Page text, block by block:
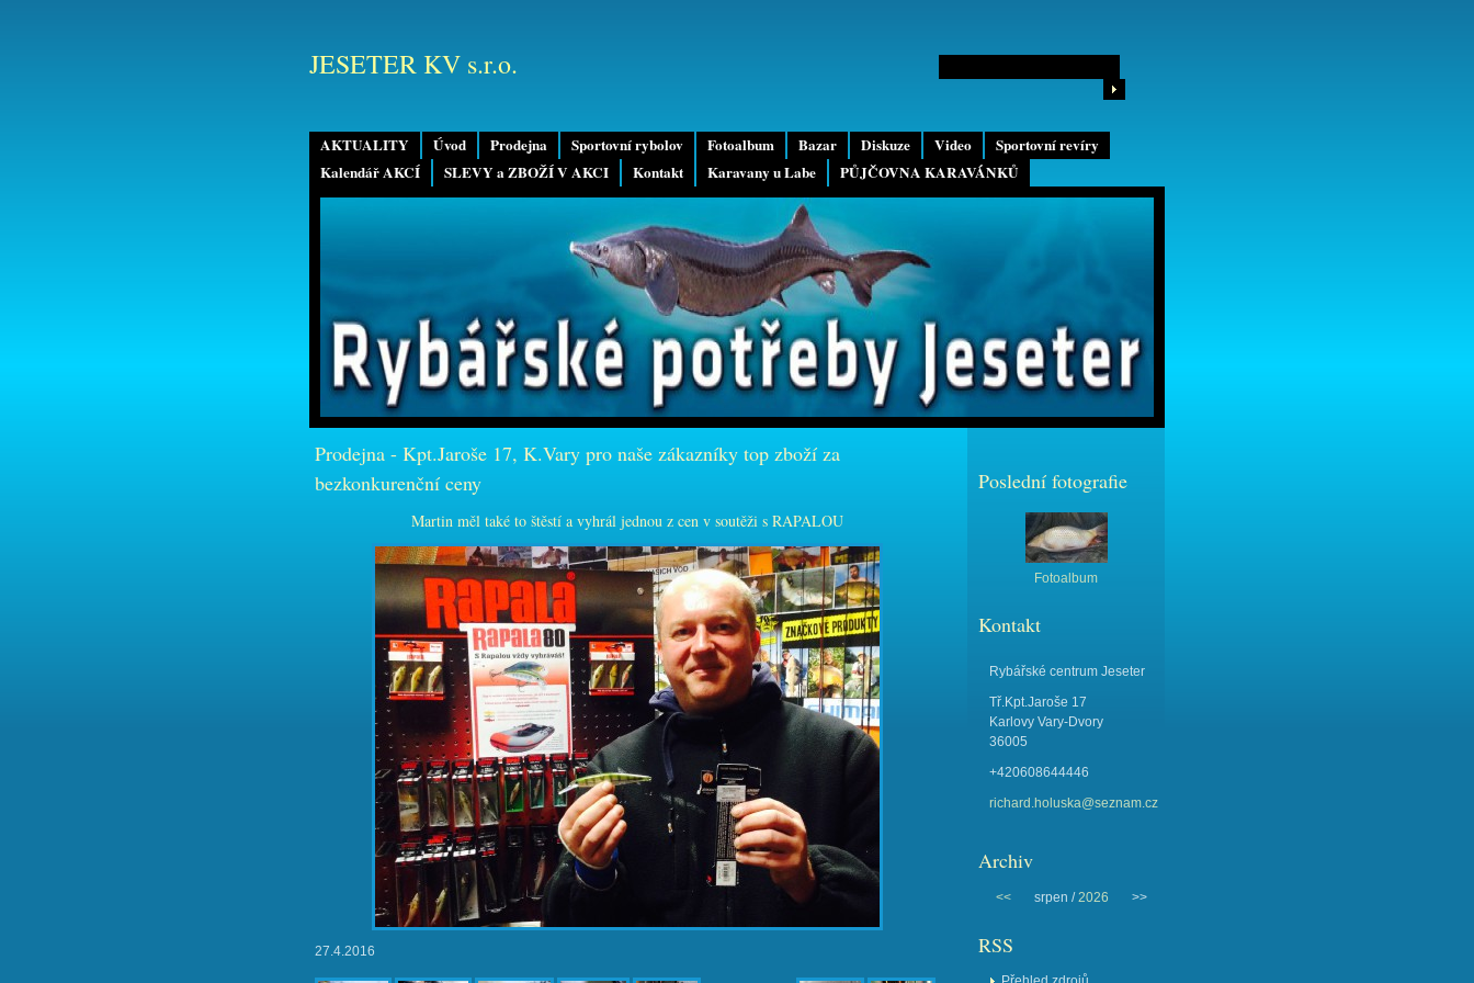
AKTUALITY Úvod Prodejna Sportovní rybolov Fotoalbum Bazar Diskuze Video
Sportovní revíry
Kalendář AKCÍ
SLEVY a ZBOŽÍ V AKCI Kontakt Karavany u Labe PŮJČOVNA KARAVÁNKŮ
JESETER KV s.r.o.
Prodejna - Kpt.Jaroše 17, K.Vary pro naše zákazníky top zboží za
bezkonkurenční ceny
Martin měl také to štěstí a vyhrál jednou z cen v soutěži s RAPALOU
27.4.2016
Poslední fotografie
Fotoalbum
Kontakt
Rybářské centrum Jeseter
Tř.Kpt.Jaroše 17
Karlovy Vary-Dvory
36005
+420608644446
richard.holuska@seznam.cz
Archiv
<< srpen /2026 >>
RSS